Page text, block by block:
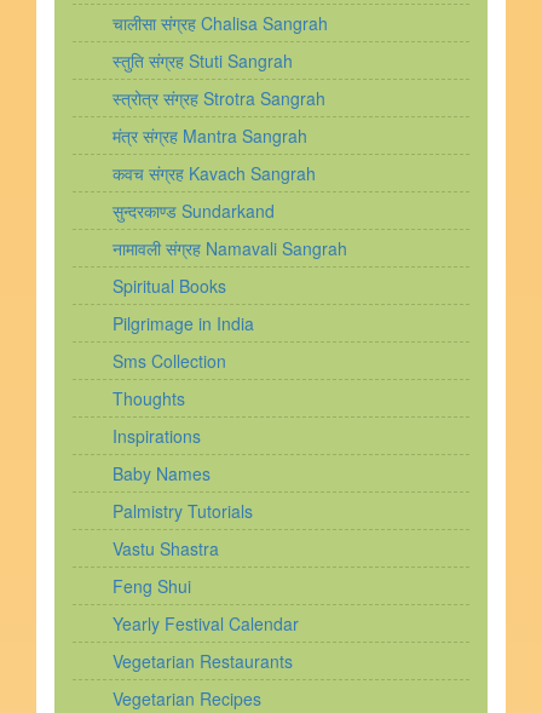
चालीसा संग्रह Chalisa Sangrah
स्तुति संग्रह Stuti Sangrah
स्त्रोत्र संग्रह Strotra Sangrah
मंत्र संग्रह Mantra Sangrah
कवच संग्रह Kavach Sangrah
सुन्दरकाण्ड Sundarkand
नामावली संग्रह Namavali Sangrah
Spiritual Books
Pilgrimage in India
Sms Collection
Thoughts
Inspirations
Baby Names
Palmistry Tutorials
Vastu Shastra
Feng Shui
Yearly Festival Calendar
Vegetarian Restaurants
Vegetarian Recipes